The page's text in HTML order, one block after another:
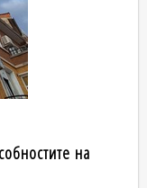
на